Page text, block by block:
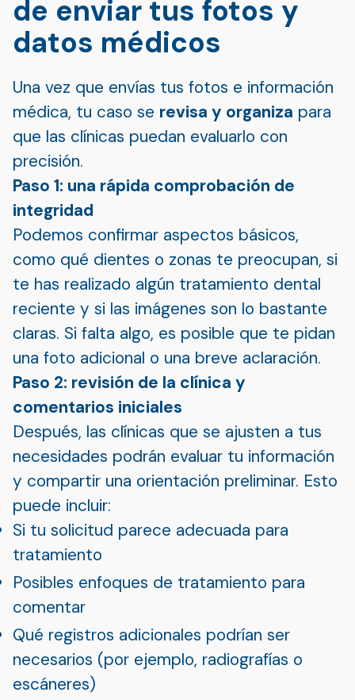
de enviar tus fotos y
datos médicos
Una vez que envías tus fotos e información
médica, tu caso se revisa y organiza para
que las clínicas puedan evaluarlo con
precisión.
Paso 1: una rápida comprobación de
integridad
Podemos confirmar aspectos básicos,
como qué dientes o zonas te preocupan, si
te has realizado algún tratamiento dental
reciente y si las imágenes son lo bastante
claras. Si falta algo, es posible que te pidan
una foto adicional o una breve aclaración.
Paso 2: revisión de la clínica y
comentarios iniciales
Después, las clínicas que se ajusten a tus
necesidades podrán evaluar tu información
y compartir una orientación preliminar. Esto
puede incluir:
Si tu solicitud parece adecuada para
tratamiento
Posibles enfoques de tratamiento para
comentar
Qué registros adicionales podrían ser
necesarios (por ejemplo, radiografías o
escáneres)